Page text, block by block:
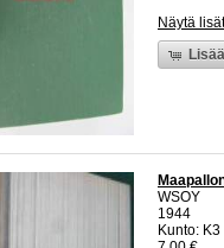
Näytä
WSOY
1944
Kunto: